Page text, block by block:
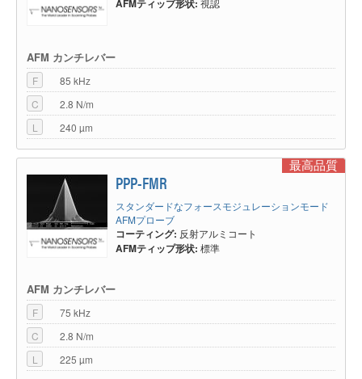
AFMティップ形状:
AFM カンチレバー
F
85 kHz
C
2.8 N/m
L
240 µm
最高品質
PPP-FMR
スタンダードなフォースモジュレーションモード
AFMプローブ
コーティング: 反射アルミコート
AFMティップ形状: 標準
AFM カンチレバー
F
75 kHz
C
2.8 N/m
L
225 µm